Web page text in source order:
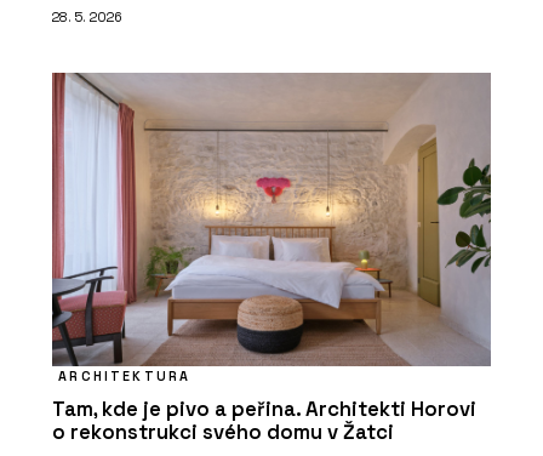
28. 5. 2026
ARCHITEKTURA
Tam, kde je pivo a peřina. Architekti Horovi
o rekonstrukci svého domu v Žatci